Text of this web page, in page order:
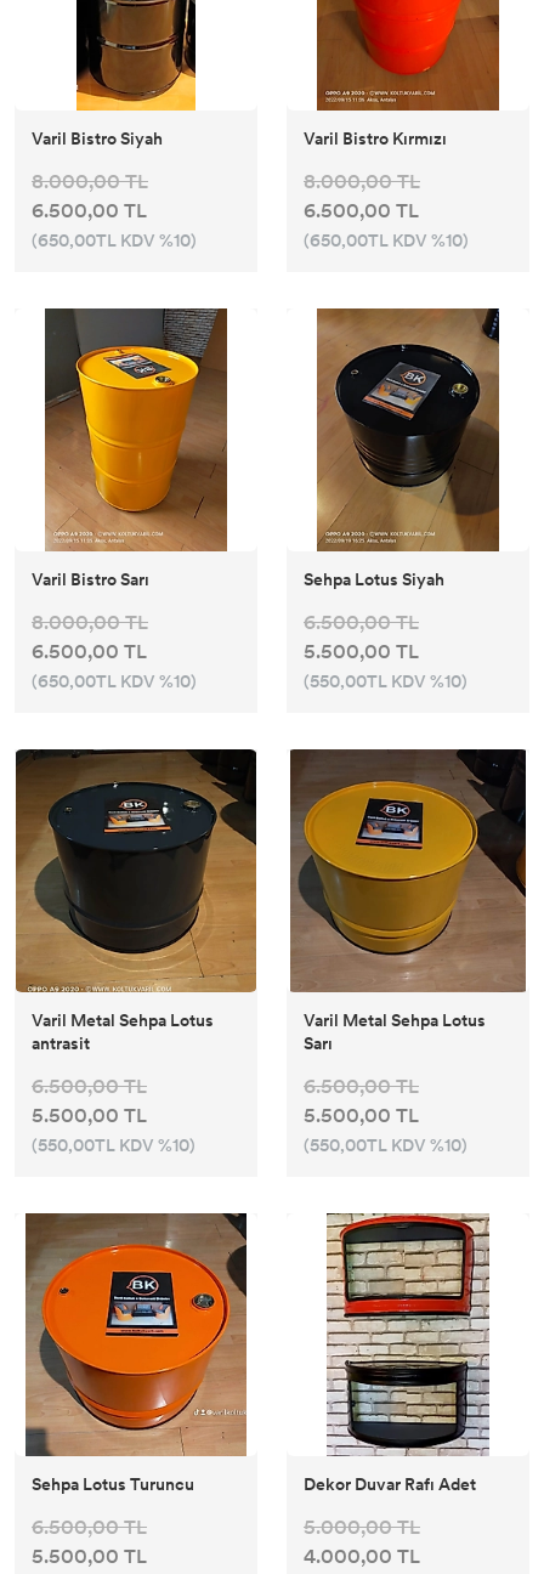
Varil Bistro Siyah
8.000,00 TL
6.500,00 TL
(650,00TL KDV %10)
Varil Bistro Kırmızı
8.000,00 TL
6.500,00 TL
(650,00TL KDV %10)
Varil Bistro Sarı
8.000,00 TL
6.500,00 TL
(650,00TL KDV %10)
Sehpa Lotus Siyah
6.500,00 TL
5.500,00 TL
(550,00TL KDV %10)
Varil Metal Sehpa Lotus
antrasit
6.500,00 TL
5.500,00 TL
(550,00TL KDV %10)
Varil Metal Sehpa Lotus
Sarı
6.500,00 TL
5.500,00 TL
(550,00TL KDV %10)
Sehpa Lotus Turuncu
6.500,00 TL
5.500,00 TL
Dekor Duvar Rafı Adet
5.000,00 TL
4.000,00 TL